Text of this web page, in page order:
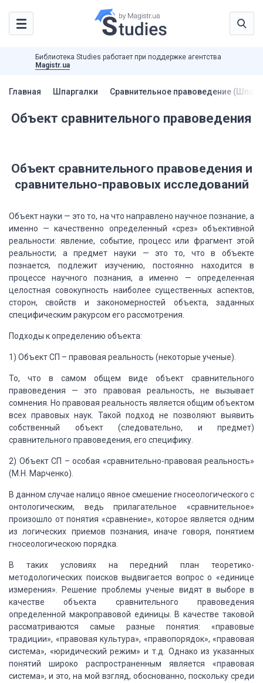
Библиотека Studies работает при поддержке агентства
Magistr.ua
Главная Шпаргалки Сравнительное правоведение
Объект сравнительного правоведения
Объект сравнительного правоведения и
сравнительно-правовых исследований
Объект науки — это то, на что направле­но научное познание, а
именно — качественно определенный «срез» объективной
реально­сти: явление, событие, процесс или фрагмент этой
реальности; а предмет науки — это то, что в объекте
познается, подлежит изучению, постоянно находится в
процессе научного познания, а именно — определенная
целостная совокупность наиболее существенных аспек­тов,
сторон, свойств и закономерностей объ­екта, заданных
специфическим ракурсом его рассмотрения.
Подходы к определению объекта:
1) Объект СП – правовая реальность (некоторые ученые).
То, что в самом общем виде объект сравнительного
правоведения — это правовая реальность, не вызывает
сомнения. Но правовая реальность является общим объектом
всех правовых наук. Такой подход не позволяют выявить
собственный объект (следовательно, и пред­мет)
сравнительного правоведения, его специфику.
2) Объект СП – особая «срав­нительно-правовая реальность»
(М.Н. Марченко).
В данном случае налицо явное смешение гносеологического с
онтоло­гическим, ведь прилагательное «сравнитель­ное»
произошло от понятия «сравнение», которое является одним
из логических приемов познания, иначе говоря, понятием
гносеоло­гическою порядка.
В таких условиях на передний план теоретико-
методологических поисков вы­двигается вопрос о «единице
измерения». Решение проблемы ученые видятв выборе в
качестве объекта сравнительного правоведения
определенной макроправовой единицы. В качестве таковой
рассматриваются самые разные понятия: «правовые
традиции», «пра­вовая культура», «правопорядок», «правовая
система», «юридический режим» и т.д. Одна­ко из указанных
понятий широко распростра­ненным является «правовая
система», и это, на мой взгляд, обоснованно, поскольку среди